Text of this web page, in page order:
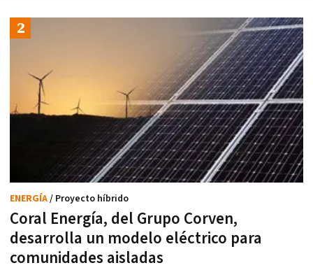
Coral Energía, del Grupo Corven,
desarrolla un modelo eléctrico para
comunidades aisladas
ENERGÍA/ Proyecto híbrido